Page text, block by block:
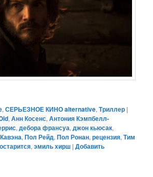
,СЕРЬЕЗНОЕ КИНО alternative,Триллер |
,Анн Косенс,Антония Кэмпбелл-
,дебора франсуа,джон кьюсак,
,Пол Рейд,Пол Ронан,рецензия,Тим
,эмиль хирш |Добавить